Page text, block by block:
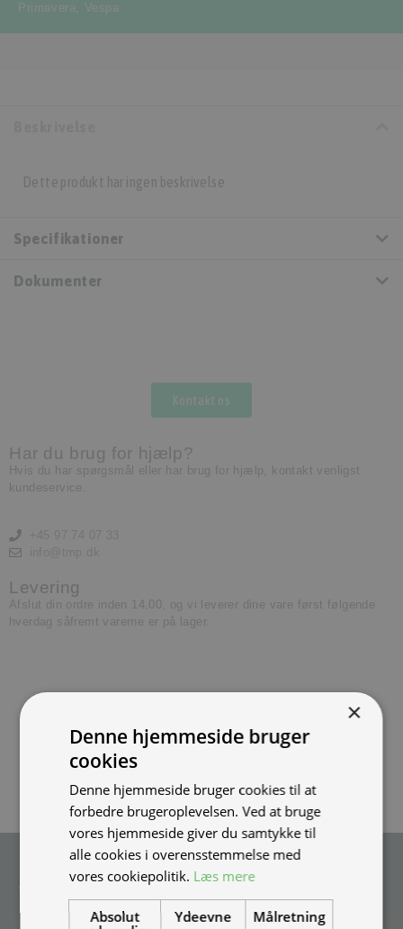
Primavera, Vespa
Dette produkt har ingen beskrivelse
Specifikationer
Dokumenter
Kontakt os
Har du brug for hjælp?
Hvis du har spørgsmål eller har brug for hjælp, kontakt venligst
kundeservice.
Levering
Afslut din ordre inden 14.00, og vi leverer dine vare først følgende
hverdag såfremt varerne er på lager.
Tilmeld nyhedsmail
events og udstillinger.
×
Denne hjemmeside bruger
cookies
Denne hjemmeside bruger cookies til at
forbedre brugeroplevelsen. Ved at bruge
vores hjemmeside giver du samtykke til
alle cookies i overensstemmelse med
vores cookiepolitik. Læs mere
Absolut
Ydeevne Målretning